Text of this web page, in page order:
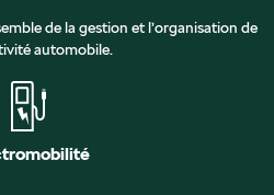
de la gestion et l’organisation de
automobile.